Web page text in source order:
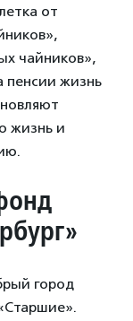
от
чайников»,
пенсии жизнь
жизнь и
город